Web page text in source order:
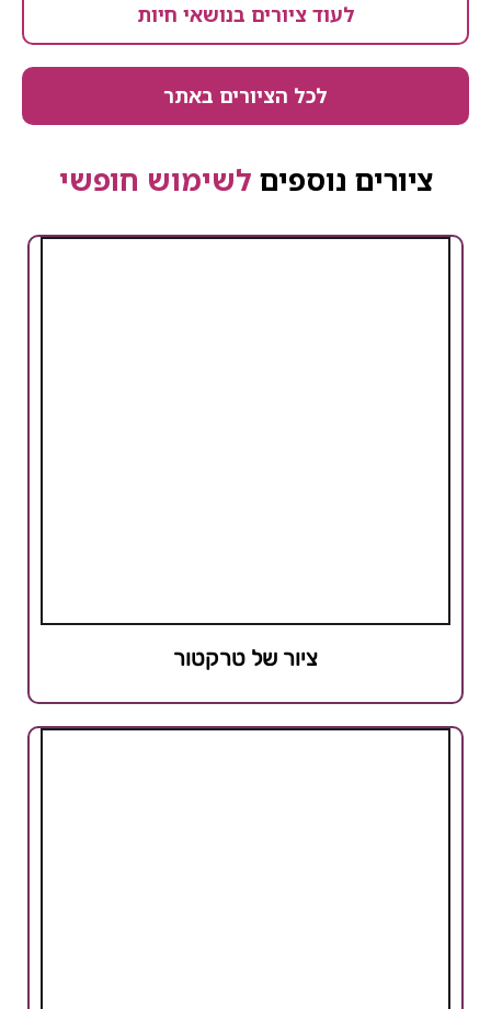
לעוד ציורים בנושאי חיות
לכל הציורים באתר
ציורים נוספים לשימוש חופשי
ציור של טרקטור